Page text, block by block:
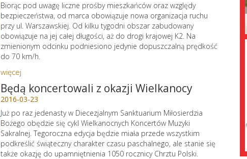
Biorąc pod uwagę liczne prośby mieszkańców oraz względy
bezpieczeństwa, od marca obowiązuje nowa organizacja ruchu
przy ul. Warszawskiej. Od kilku tygodni obszar zabudowany
obowiązuje na jej całej długości, aż do drogi krajowej K2. Na
zmienionym odcinku podniesiono jedynie dopuszczalną prędkość
do 70 km/h.
więcej
Będą koncertowali z okazji Wielkanocy
2016-03-23
Już po raz jedenasty w Diecezjalnym Sanktuarium Miłosierdzia
Bożego obędzie się cykl Wielkanocnych Koncertów Muzyki
Sakralnej. Tegoroczna edycja będzie miała przede wszystkim
podkreślić świąteczny charakter czasu paschalnego, ale stanie się
także okazję do upamniętnienia 1050 rocznicy Chrztu Polski.